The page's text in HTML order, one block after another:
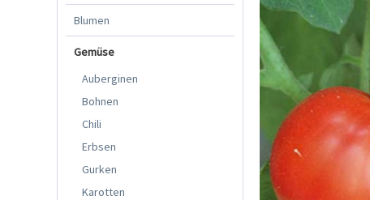
Blumen
Gemüse
Auberginen
Bohnen
Chili
Erbsen
Gurken
Karotten